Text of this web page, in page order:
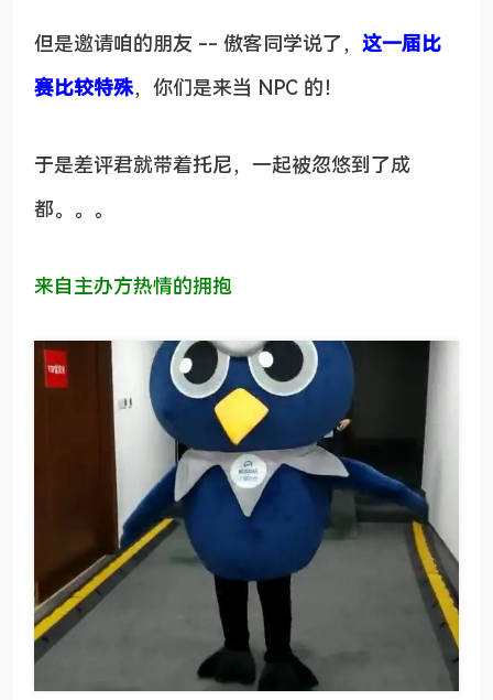
但是邀请咱的朋友 -- 傲客同学说了， 这一届比
赛比较特殊，你们是来当 NPC 的！
于是差评君就带着托尼，一起被忽悠到了成
都。。。
来自主办方热情的拥抱